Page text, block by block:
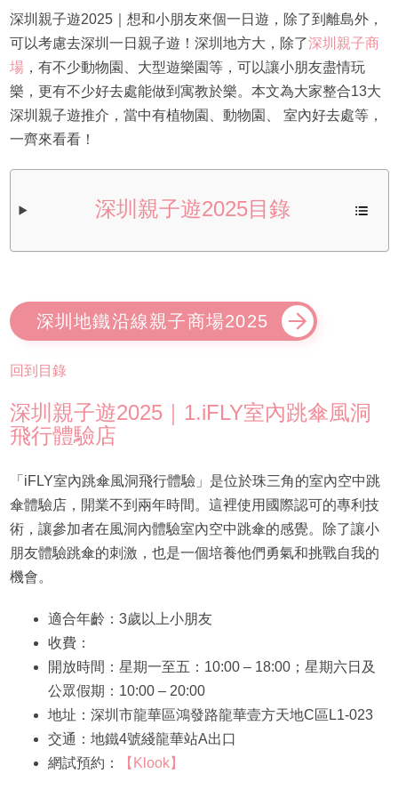
深圳親子遊2025｜想和小朋友來個一日遊，除了到離島外，
可以考慮去深圳一日親子遊！深圳地方大，除了深圳親子商
場，有不少動物園、大型遊樂園等，可以讓小朋友盡情玩
樂，更有不少好去處能做到寓教於樂。本文為大家整合13大
深圳親子遊推介，當中有植物園、動物園、 室內好去處等，
一齊來看看！
深圳親子遊2025目錄
深圳地鐵沿線親子商場2025
回到目錄
深圳親子遊2025｜1.iFLY室內跳傘風洞
飛行體驗店
「iFLY室內跳傘風洞飛行體驗」是位於珠三角的室內空中跳
傘體驗店，開業不到兩年時間。這裡使用國際認可的專利技
術，讓參加者在風洞內體驗室內空中跳傘的感覺。除了讓小
朋友體驗跳傘的刺激，也是一個培養他們勇氣和挑戰自我的
機會。
適合年齡：3歲以上小朋友
收費：
開放時間：星期一至五：10:00 – 18:00；星期六日及
公眾假期：10:00 – 20:00
地址：深圳市龍華區鴻發路龍華壹方天地C區L1-023
交通：地鐵4號綫龍華站A出口
網試預約：
【Klook】